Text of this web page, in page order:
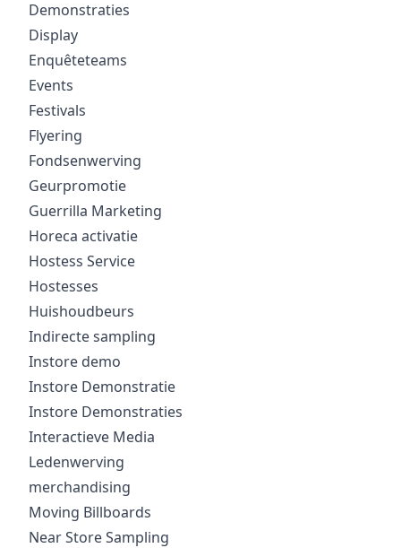
Demonstraties
Display
Enquêteteams
Events
Festivals
Flyering
Fondsenwerving
Geurpromotie
Guerrilla Marketing
Horeca activatie
Hostess Service
Hostesses
Huishoudbeurs
Indirecte sampling
Instore demo
Instore Demonstratie
Instore Demonstraties
Interactieve Media
Ledenwerving
merchandising
Moving Billboards
Near Store Sampling